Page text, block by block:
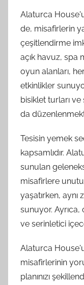
Alaturca
de, misafirlerin
çeşitlendirme
açık havuz, spa
oyun alanları,
etkinlikler
bisiklet turları
da
Tesisin yemek
kapsamlıdır.
sunulan
misafirlere
yaşatırken,
sunuyor. Ayrıca,
ve serinletici
Alaturca
misafirlerinin
planınızı